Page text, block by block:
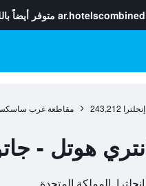
متوفر أيضاً
إنجلترا 243,212 مقاطعة غرب
هوتل -